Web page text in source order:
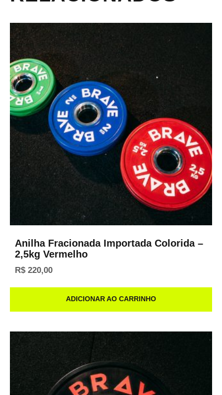
Anilha Fracionada Importada Colorida –
2,5kg Vermelho
R$220,00
ADICIONAR AO CARRINHO